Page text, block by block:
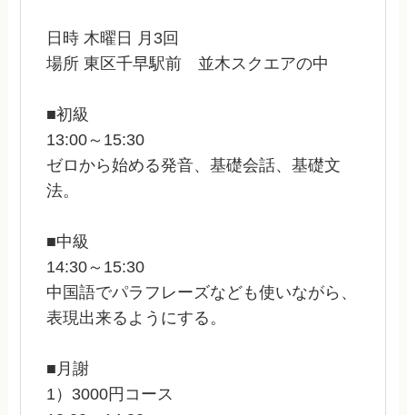
日時 木曜日 月3回
場所 東区千早駅前 並木スクエアの中
■初級
13:00～15:30
ゼロから始める発音、基礎会話、基礎文
法。
■中級
14:30～15:30
中国語でパラフレーズなども使いながら、
表現出来るようにする。
■月謝
1）3000円コース